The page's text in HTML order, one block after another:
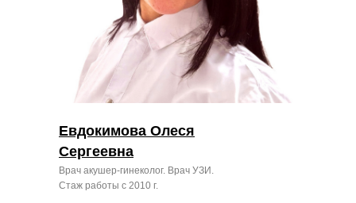
Евдокимова Олеся
Сергеевна
Врач акушер-гинеколог. Врач УЗИ.
Стаж работы с 2010 г.